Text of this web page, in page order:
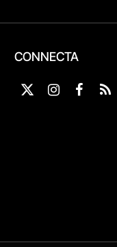
CONNECTA
X
InstagramFacebook
RSS